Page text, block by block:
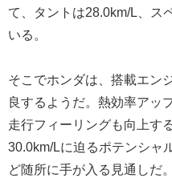
て、タントは28.0km/L、ス
いる。
そこでホンダは、搭載エン
良するようだ。熱効率アッ
走行フィーリングも向上す
30.0km/Lに迫るポテンシャ
ど随所に手が入る見通しだ。